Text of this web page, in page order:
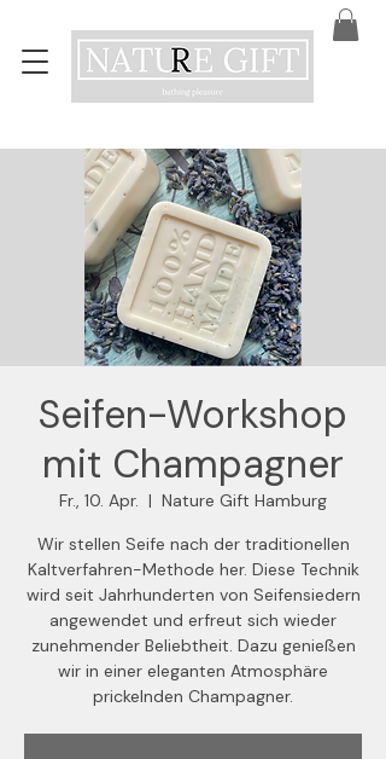
Seifen-Workshop
mit Champagner
Fr., 10. Apr.
  |
Nature Gift Hamburg
Wir stellen Seife nach der traditionellen
Kaltverfahren-Methode her. Diese Technik
wird seit Jahrhunderten von Seifensiedern
angewendet und erfreut sich wieder
zunehmender Beliebtheit. Dazu genießen
wir in einer eleganten Atmosphäre
prickelnden Champagner.